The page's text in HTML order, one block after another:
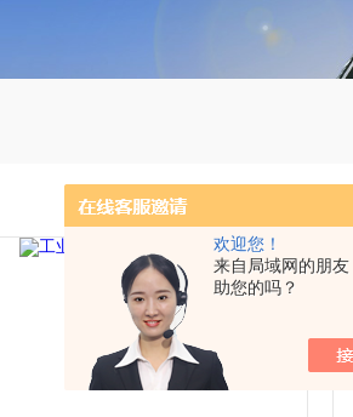
欢迎您！
来自局域网的朋
助您的吗？